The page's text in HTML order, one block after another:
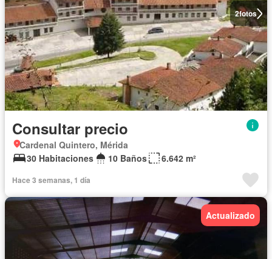
2fotos
Consultar precio
Cardenal Quintero, Mérida
30 Habitaciones
10 Baños 6.642 m²
Hace 3 semanas, 1 día
Actualizado